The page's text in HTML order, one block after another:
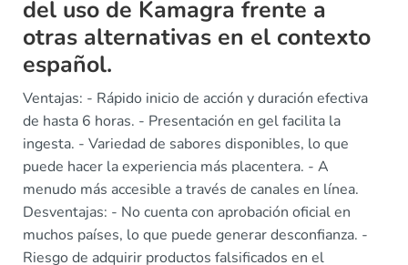
del uso de Kamagra frente a
otras alternativas en el contexto
español.
Ventajas: - Rápido inicio de acción y duración efectiva
de hasta 6 horas. - Presentación en gel facilita la
ingesta. - Variedad de sabores disponibles, lo que
puede hacer la experiencia más placentera. - A
menudo más accesible a través de canales en línea.
Desventajas: - No cuenta con aprobación oficial en
muchos países, lo que puede generar desconfianza. -
Riesgo de adquirir productos falsificados en el